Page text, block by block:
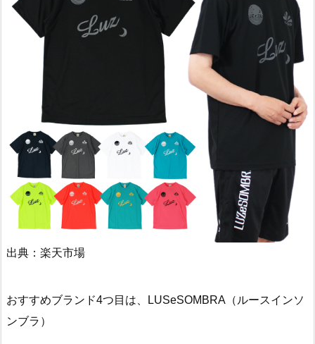
出典：楽天市場
おすすめブランド4つ目は、LUSeSOMBRA（ルースインソ
ンブラ）